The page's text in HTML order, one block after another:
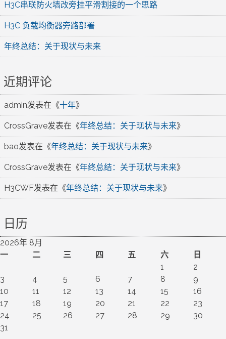
H3C串联防火墙改旁挂平滑割接的一个思路
H3C 负载均衡器旁路部署
年终总结：关于现状与未来
近期评论
admin发表在《十年》
CrossGrave发表在《年终总结：关于现状与未来》
bao发表在《年终总结：关于现状与未来》
CrossGrave发表在《年终总结：关于现状与未来》
H3CWF发表在《年终总结：关于现状与未来》
日历
2026年 8月
一
二 三 四 五 六
日
1
2
3
4 5 6 7 8
9
10
11 12 13 14 15
16
17
18 19 20 21 22
23
24
25 26 27 28 29
30
31